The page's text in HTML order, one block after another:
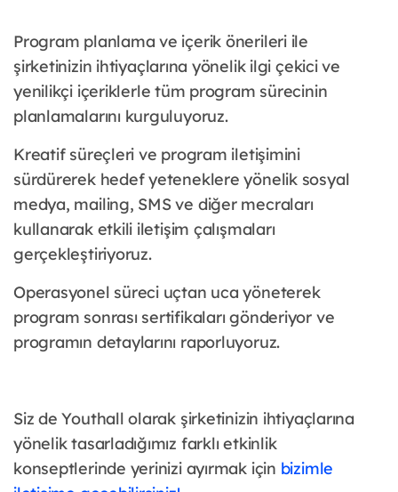
Program planlama ve içerik önerileri ile
şirketinizin ihtiyaçlarına yönelik ilgi çekici ve
yenilikçi içeriklerle tüm program sürecinin
planlamalarını kurguluyoruz.
Kreatif süreçleri ve program iletişimini
sürdürerek hedef yeteneklere yönelik sosyal
medya, mailing, SMS ve diğer mecraları
kullanarak etkili iletişim çalışmaları
gerçekleştiriyoruz.
Operasyonel süreci uçtan uca yöneterek
program sonrası sertifikaları gönderiyor ve
programın detaylarını raporluyoruz.
Siz de Youthall olarak şirketinizin ihtiyaçlarına
yönelik tasarladığımız farklı etkinlik
konseptlerinde yerinizi ayırmak için bizimle